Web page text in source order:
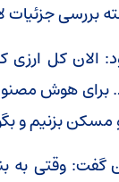
بررسی
مسکن بزنیم و
گفت: وقتی به